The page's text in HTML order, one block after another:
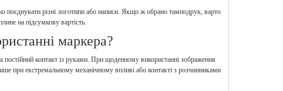
поєднувати різні логотипи або написи. Якщо ж обрано тамподрук, варто
на підсумкову вартість.
маркера?
контакт із руками. При щоденному використанні зображення
при екстремальному механічному впливі або контакті з розчинниками